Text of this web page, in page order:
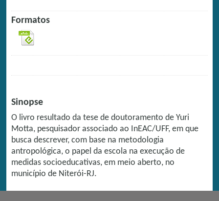
Formatos
Sinopse
O livro resultado da tese de doutoramento de Yuri
Motta, pesquisador associado ao InEAC/UFF, em que
busca descrever, com base na metodologia
antropológica, o papel da escola na execução de
medidas socioeducativas, em meio aberto, no
município de Niterói-RJ.